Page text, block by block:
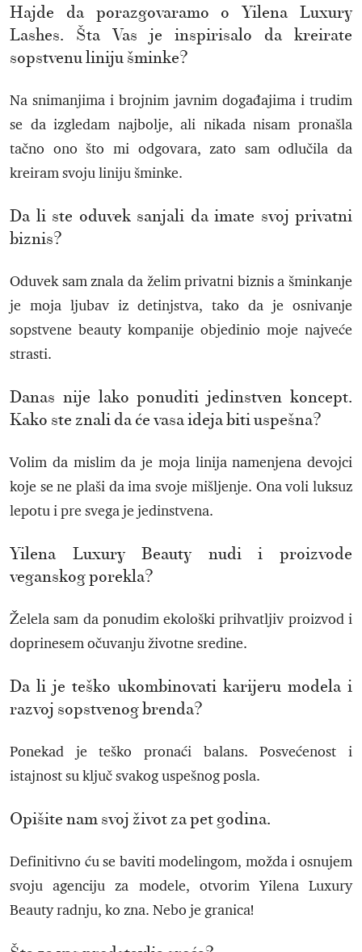
Hajde da porazgovaramo o Yilena Luxury
Lashes. Šta Vas je inspirisalo da kreirate
sopstvenu liniju šminke?
Na snimanjima i brojnim javnim događajima i trudim
se da izgledam najbolje, ali nikada nisam pronašla
tačno ono što mi odgovara, zato sam odlučila da
kreiram svoju liniju šminke.
Da li ste oduvek sanjali da imate svoj privatni
biznis?
Oduvek sam znala da želim privatni biznis a šminkanje
je moja ljubav iz detinjstva, tako da je osnivanje
sopstvene beauty kompanije objedinio moje najveće
strasti.
Danas nije lako ponuditi jedinstven koncept.
Kako ste znali da će vasa ideja biti uspešna?
Volim da mislim da je moja linija namenjena devojci
koje se ne plaši da ima svoje mišljenje. Ona voli luksuz
lepotu i pre svega je jedinstvena.
Yilena Luxury Beauty nudi i proizvode
veganskog porekla?
Želela sam da ponudim ekološki prihvatljiv proizvod i
doprinesem očuvanju životne sredine.
Da li je teško ukombinovati karijeru modela i
razvoj sopstvenog brenda?
Ponekad je teško pronaći balans. Posvećenost i
istajnost su ključ svakog uspešnog posla.
Opišite nam svoj život za pet godina.
Definitivno ću se baviti modelingom, možda i osnujem
svoju agenciju za modele, otvorim Yilena Luxury
Beauty radnju, ko zna. Nebo je granica!